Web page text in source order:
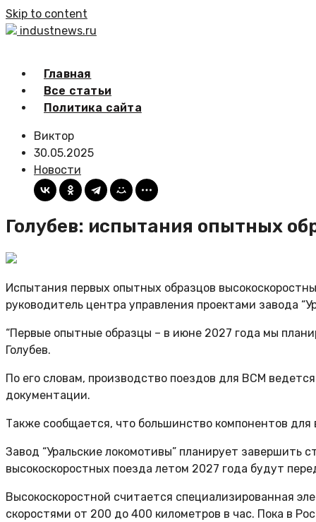
Skip to content
industnews.ru
Главная
Все статьи
Политика сайта
Виктор
30.05.2025
Новости
Голубев: испытания опытных
Испытания первых опытных образцов
руководитель центра управления проектами завода
“Первые опытные образцы – в июне 2027 года мы
Голубев.
По его словам, производство поездов для ВСМ
документации.
Также сообщается, что большинство компонентов
Завод “Уральские локомотивы” планирует завершить
высокоскоростных поезда летом 2027 года будут
Высокоскоростной считается специализированная
скоростями от 200 до 400 километров в час. Пока в